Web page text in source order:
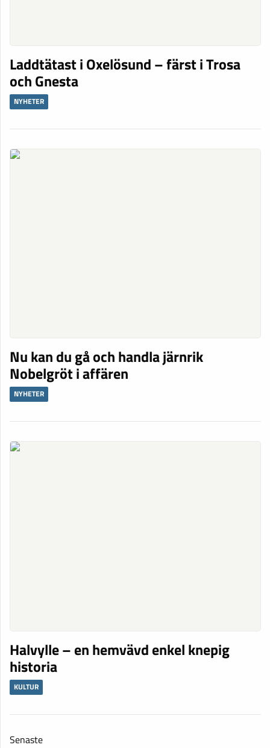
Laddtätast i Oxelösund – färst i Trosa
och Gnesta
NYHETER
Nu kan du gå och handla järnrik
Nobelgröt i affären
NYHETER
Halvylle – en hemvävd enkel knepig
historia
KULTUR
Senaste